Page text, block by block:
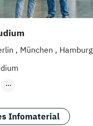
München
Hamburg
Main
Braunschweig Dresden
Karlsruhe Köln
Mainz
Infomaterial